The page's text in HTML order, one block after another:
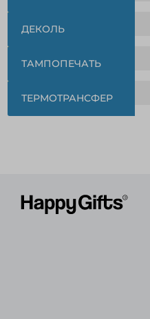
ДЕКОЛЬ
11.08.2026
ТАМПОПЕЧАТЬ
12.08.2026
ТЕРМОТРАНСФЕР
11.08.2026